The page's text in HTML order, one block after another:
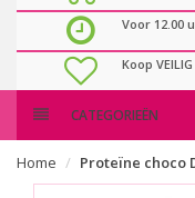
Voor 12.00
Koop
CATEGORIEËN
Home Proteïne choco